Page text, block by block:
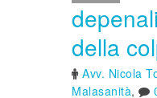
della
Avv. Nicola
Malasanità,